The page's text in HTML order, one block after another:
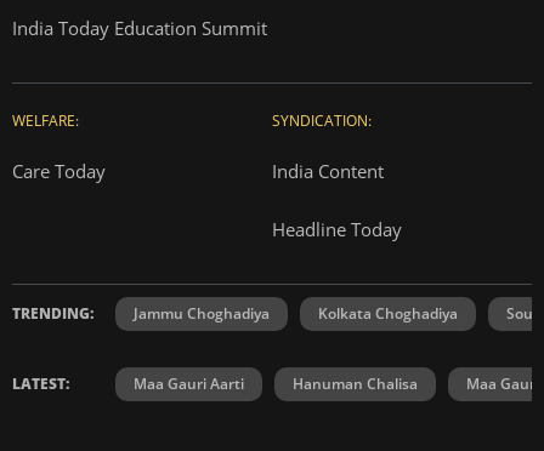
India Today Education Summit
WELFARE:
Care Today
SYNDICATION:
India Content
Headline Today
TRENDING: Jammu Choghadiya Kolkata Choghadiya
LATEST: Maa Gauri Aarti Hanuman Chalisa Maa Gauri